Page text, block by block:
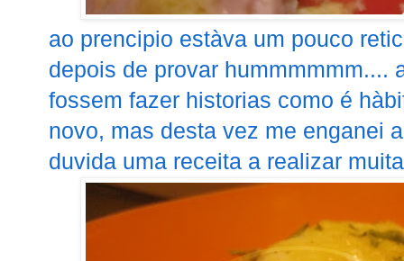
ao prencipio estàva um pouco
depois de provar hummmmmm....
fossem fazer historias como é
novo, mas desta vez me enganei
duvida uma receita a realizar